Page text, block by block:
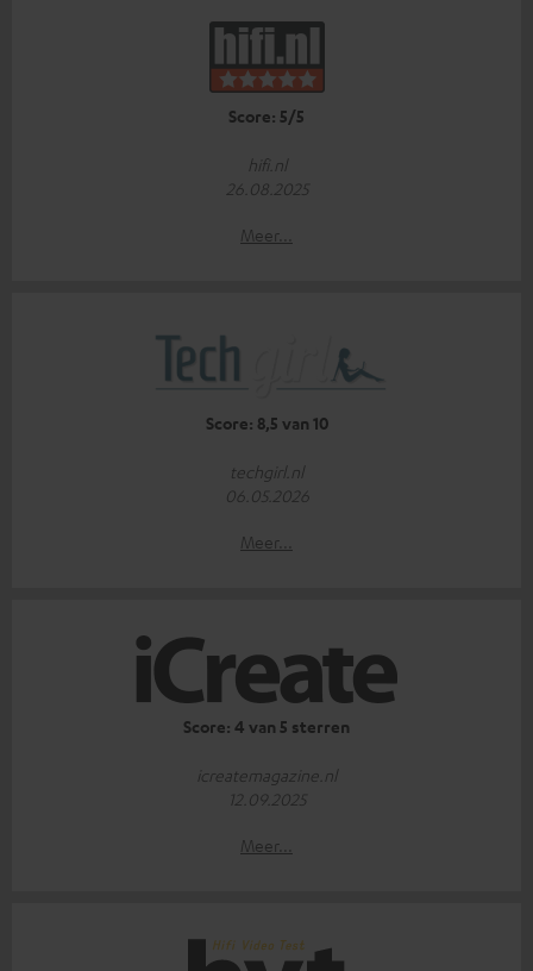
Score: 5/5
hifi.nl
26.08.2025
Meer...
Score: 8,5 van 10
techgirl.nl
06.05.2026
Meer...
Score: 4 van 5 sterren
icreatemagazine.nl
12.09.2025
Meer...